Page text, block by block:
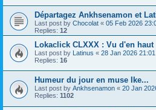
Départagez Ankhsenamon et
Last post by Chocolat « 05 Feb 2026
Replies: 12
Lokaclick CLXXX : Vu d'en haut
Last post by Latinus « 28 Jan 2026 21:01
Replies: 16
Humeur du jour en muse Ike...
Last post by Ankhsenamon « 20 Jan
Replies: 1102